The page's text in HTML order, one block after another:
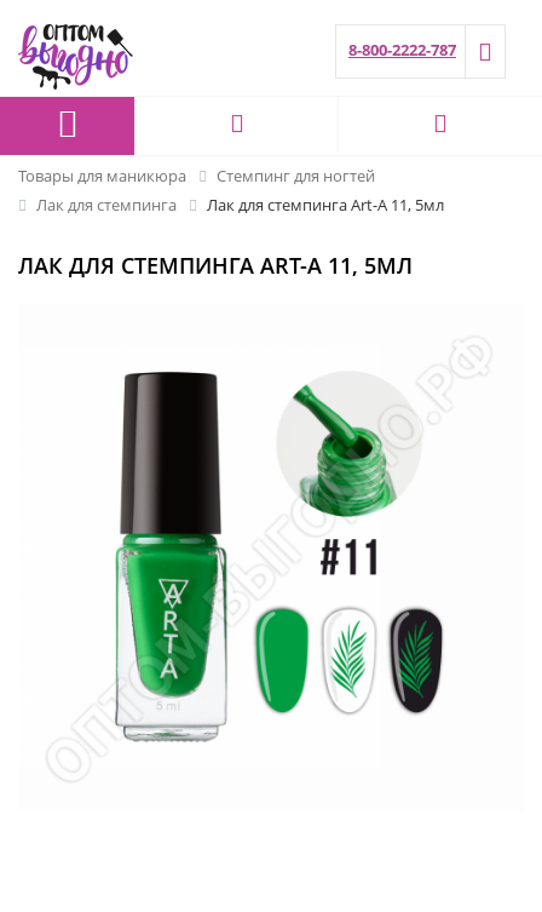
8-800-2222-787
Товары для маникюра
Стемпинг для ногтей
Лак для стемпинга
Лак для стемпинга Art-A 11, 5мл
ЛАК ДЛЯ СТЕМПИНГА ART-A 11, 5МЛ